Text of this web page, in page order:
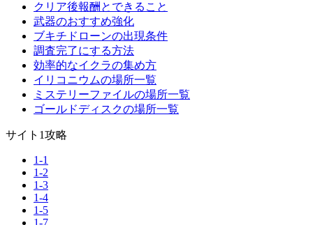
クリア後報酬とできること
武器のおすすめ強化
ブキチドローンの出現条件
調査完了にする方法
効率的なイクラの集め方
イリコニウムの場所一覧
ミステリーファイルの場所一覧
ゴールドディスクの場所一覧
サイト1攻略
1-1
1-2
1-3
1-4
1-5
1-7